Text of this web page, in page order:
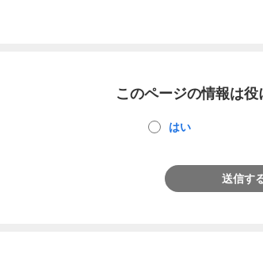
このページの情報は役
はい
送信す